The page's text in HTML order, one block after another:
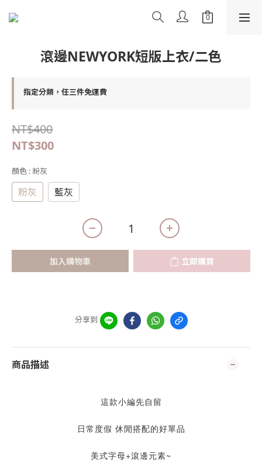
滾邊NEWYORK短版上衣/二色
指定分類，任三件免運費
NT$400
NT$300
顏色 : 粉灰
粉灰 藍灰
加入購物車 立即購買
分享到
商品描述
這款小編先自留
日常度假 休閒搭配的好單品
美式字母+滾邊元素~